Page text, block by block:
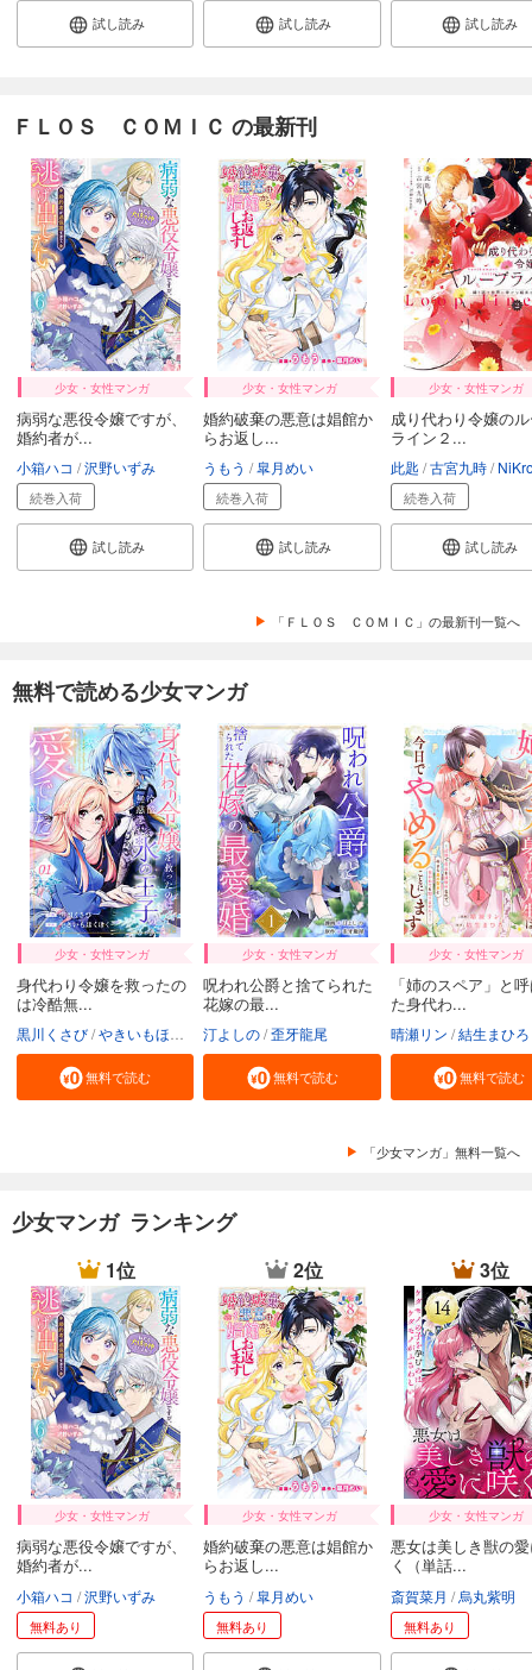
試し読み 試し読み 試し読み
ＦＬＯＳ ＣＯＭＩＣ の最新刊
少女・女性マンガ
病弱な悪役令嬢ですが、
婚約者が...
小箱ハコ 沢野いずみ
続巻入荷
試し読み
少女・女性マンガ
婚約破棄の悪意は娼館か
らお返し...
うもう 皐月めい
続巻入荷
試し読み
少女・女性マンガ
成り代わり令嬢の
ライン２...
此匙 古宮九時
続巻入荷
試し読み
「ＦＬＯＳ ＣＯＭＩＣ」の最新刊一覧へ
無料で読める少女マンガ
少女・女性マンガ
身代わり令嬢を救ったの
は冷酷無...
黒川くさび やきいもほくほく
無料で読む
少女・女性マンガ
呪われ公爵と捨てられた
花嫁の最...
汀よしの 歪牙龍尾
無料で読む
少女・女性マンガ
「姉のスペア」と
た身代わ...
晴瀬リン 結生まひろ
無料で読む
「少女マンガ」無料一覧へ
少女マンガ ランキング
1位
少女・女性マンガ
病弱な悪役令嬢ですが、
婚約者が...
小箱ハコ 沢野いずみ
無料あり
2位
少女・女性マンガ
婚約破棄の悪意は娼館か
らお返し...
うもう 皐月めい
無料あり
3位
少女・女性マンガ
悪女は美しき獣の
く（単話...
斎賀菜月 烏丸紫明
無料あり